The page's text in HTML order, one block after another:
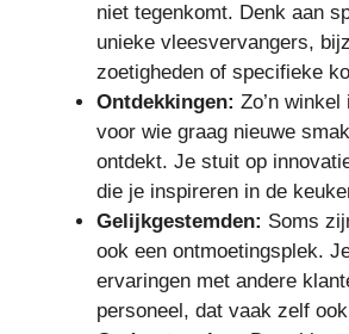
niet tegenkomt. Denk aan
unieke vleesvervangers,
zoetigheden of specifieke
Ontdekkingen: Zo’n
voor wie graag nieuwe
ontdekt. Je stuit op
die je inspireren in de
Gelijkgestemden: Soms
ook een ontmoetingsplek.
ervaringen met andere
personeel, dat vaak zelf